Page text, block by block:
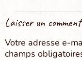
Laisser un
Votre adresse e-
champs